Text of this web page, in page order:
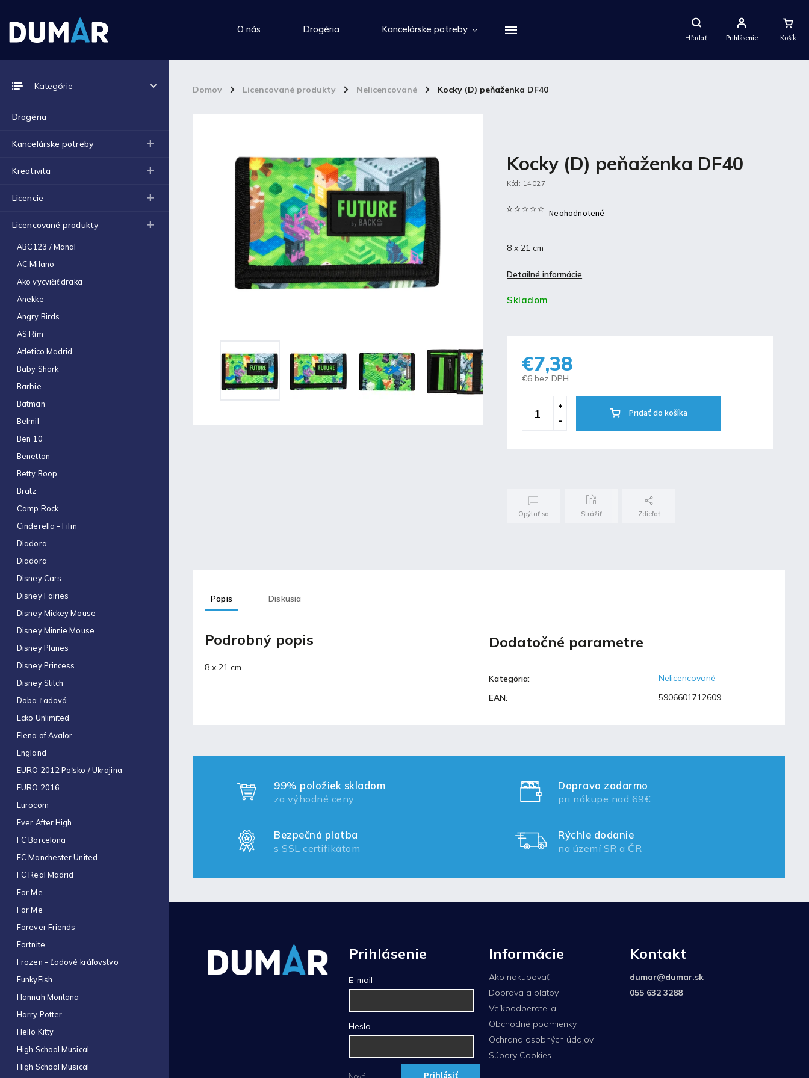
Hľadať
Nákupný
Košík
Prihlásenie
O nás Drogéria Kancelárske potreby
Domov / Licencované produkty / Nelicencované / Kocky (D) peňaženka DF40
Kategórie
Drogéria
Kancelárske potreby
Kreativita
Licencie
Licencované produkty
ABC123 / Manal
AC Milano
Ako vycvičiť draka
Anekke
Angry Birds
AS Rím
Atletico Madrid
Baby Shark
Barbie
Batman
Belmil
Ben 10
Benetton
Betty Boop
Bratz
Camp Rock
Cinderella - Film
Diadora
Diadora
Disney Cars
Disney Fairies
Disney Mickey Mouse
Disney Minnie Mouse
Disney Planes
Disney Princess
Disney Stitch
Doba Ľadová
Ecko Unlimited
Elena of Avalor
England
EURO 2012 Poľsko / Ukrajina
EURO 2016
Eurocom
Ever After High
FC Barcelona
FC Manchester United
FC Real Madrid
For Me
For Me
Forever Friends
Fortnite
Frozen - Ľadové kráľovstvo
FunkyFish
Hannah Montana
Harry Potter
Hello Kitty
High School Musical
High School Musical
balenie BASIC
Kidea pero gumovacie s
€1,72
80/80/12mm (80m návin) A
Optimum náplň guličková
€0,06
RAXTOL podložka s klipom
A4 čierna
baliaci papier 70 x 200 cm
Optimum olejové gélové
€0,49
€2,46
Kidea sada štetcov 4ks
€4,19
písmenami a znakmi (D)
Blog
Fortnite produkty za
špeciálne ceny!
30.11.2021
Labková patrola vo filme
17.5.2021
Laminovacia fólia a ich
Kocky (D) peňaženka DF40
Kód: 14027
Neohodnotené
8 x 21 cm
Detailné informácie
Skladom
€7,38
€6 bez DPH
Pridať do košíka
Opýtať sa Strážiť Zdieľať
Popis Diskusia
Podrobný popis
8 x 21 cm
Dodatočné parametre
Kategória:
Nelicencované
EAN: 5906601712609
99% položiek skladom
za výhodné ceny
Doprava zadarmo
pri nákupe nad 69€
Bezpečná platba
s SSL certifikátom
Rýchle dodanie
na území SR a ČR
Prihlásenie
E-mail
Heslo
Informácie
Ako nakupovať
Doprava a platby
Veľkoodberatelia
Obchodné podmienky
Ochrana osobných údajov
Súbory Cookies
Kontakt
dumar@dumar.sk
055 632 3288